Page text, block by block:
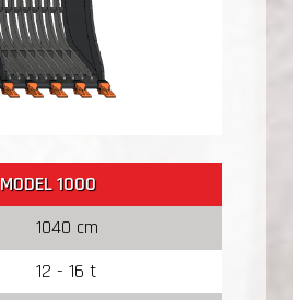
MODEL 1000
1040 cm
12 - 16 t